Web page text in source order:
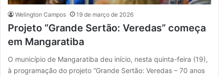
Welington Campos 19 de março de 2026
Projeto “Grande Sertão: Veredas” começa
em Mangaratiba
O município de Mangaratiba deu início, nesta quinta-feira (19),
à programação do projeto “Grande Sertão: Veredas – 70 anos